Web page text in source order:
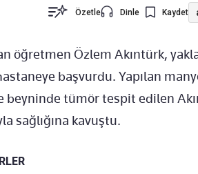
Özetle Dinle Kaydet
öğretmen Özlem Akıntürk,
başvurdu. Yapılan
tümör tespit edilen
sağlığına kavuştu.